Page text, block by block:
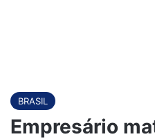
BRASIL
Empresário